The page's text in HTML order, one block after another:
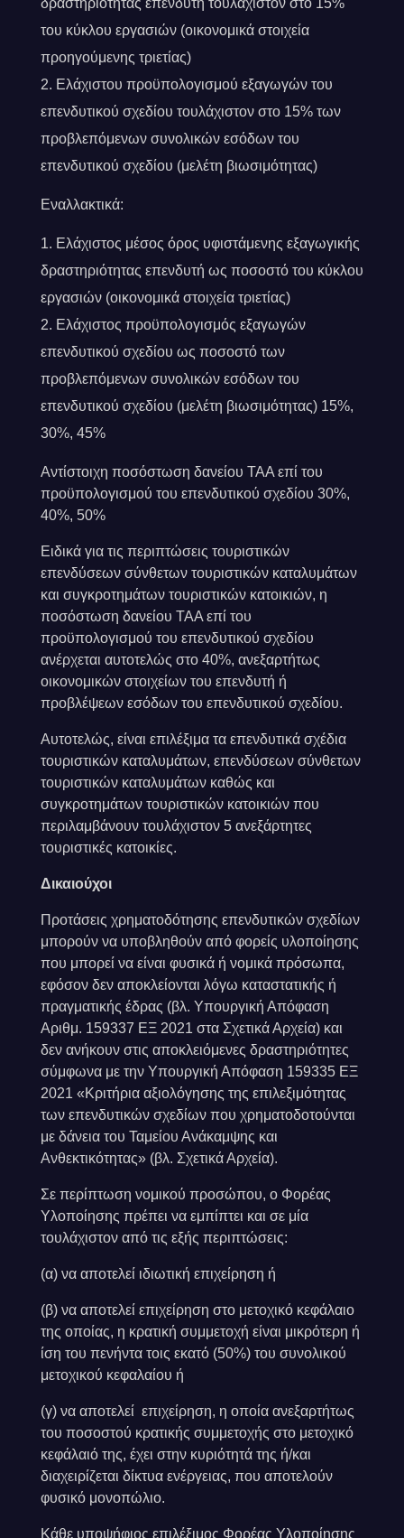
δραστηριότητας επενδυτή τουλάχιστον στο 15%
του κύκλου εργασιών (οικονομικά στοιχεία
προηγούμενης τριετίας)
Ελάχιστου προϋπολογισμού εξαγωγών του
επενδυτικού σχεδίου τουλάχιστον στο 15% των
προβλεπόμενων συνολικών εσόδων του
επενδυτικού σχεδίου (μελέτη βιωσιμότητας)
Εναλλακτικά:
Ελάχιστος μέσος όρος υφιστάμενης εξαγωγικής
δραστηριότητας επενδυτή ως ποσοστό του κύκλου
εργασιών (οικονομικά στοιχεία τριετίας)
Ελάχιστος προϋπολογισμός εξαγωγών
επενδυτικού σχεδίου ως ποσοστό των
προβλεπόμενων συνολικών εσόδων του
επενδυτικού σχεδίου (μελέτη βιωσιμότητας) 15%,
30%, 45%
Αντίστοιχη ποσόστωση δανείου ΤΑΑ επί του
προϋπολογισμού του επενδυτικού σχεδίου 30%,
40%, 50%
Ειδικά για τις περιπτώσεις τουριστικών
επενδύσεων σύνθετων τουριστικών καταλυμάτων
και συγκροτημάτων τουριστικών κατοικιών, η
ποσόστωση δανείου ΤΑΑ επί του
προϋπολογισμού του επενδυτικού σχεδίου
ανέρχεται αυτοτελώς στο 40%, ανεξαρτήτως
οικονομικών στοιχείων του επενδυτή ή
προβλέψεων εσόδων του επενδυτικού σχεδίου.
Αυτοτελώς, είναι επιλέξιμα τα επενδυτικά σχέδια
τουριστικών καταλυμάτων, επενδύσεων σύνθετων
τουριστικών καταλυμάτων καθώς και
συγκροτημάτων τουριστικών κατοικιών που
περιλαμβάνουν τουλάχιστον 5 ανεξάρτητες
τουριστικές κατοικίες.
Δικαιούχοι
Προτάσεις χρηματοδότησης επενδυτικών σχεδίων
μπορούν να υποβληθούν από φορείς υλοποίησης
που μπορεί να είναι φυσικά ή νομικά πρόσωπα,
εφόσον δεν αποκλείονται λόγω καταστατικής ή
πραγματικής έδρας (βλ. Υπουργική Απόφαση
Αριθμ. 159337 ΕΞ 2021 στα Σχετικά Αρχεία) και
δεν ανήκουν στις αποκλειόμενες δραστηριότητες
σύμφωνα με την Υπουργική Απόφαση 159335 ΕΞ
2021 «Κριτήρια αξιολόγησης της επιλεξιμότητας
των επενδυτικών σχεδίων που χρηματοδοτούνται
με δάνεια του Ταμείου Ανάκαμψης και
Ανθεκτικότητας» (βλ. Σχετικά Αρχεία).
Σε περίπτωση νομικού προσώπου, ο Φορέας
Υλοποίησης πρέπει να εμπίπτει και σε μία
τουλάχιστον από τις εξής περιπτώσεις:
(α) να αποτελεί ιδιωτική επιχείρηση ή
(β) να αποτελεί επιχείρηση στο μετοχικό κεφάλαιο
της οποίας, η κρατική συμμετοχή είναι μικρότερη ή
ίση του πενήντα τοις εκατό (50%) του συνολικού
μετοχικού κεφαλαίου ή
(γ) να αποτελεί επιχείρηση, η οποία ανεξαρτήτως
του ποσοστού κρατικής συμμετοχής στο μετοχικό
κεφάλαιό της, έχει στην κυριότητά της ή/και
διαχειρίζεται δίκτυα ενέργειας, που αποτελούν
φυσικό μονοπώλιο.
Κάθε υποψήφιος επιλέξιμος Φορέας Υλοποίησης